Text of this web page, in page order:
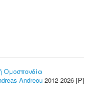
Ομοσπονδία
Andreou 2012-2026 [P]